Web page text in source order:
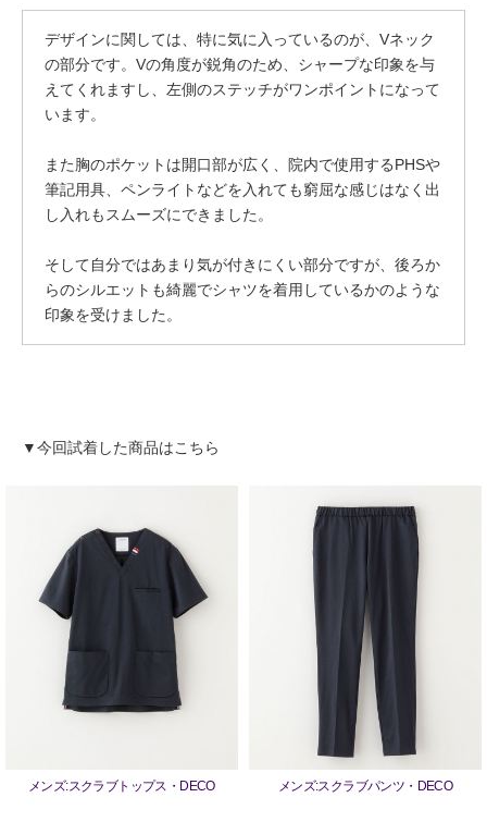
デザインに関しては、特に気に入っているのが、Vネック
の部分です。Vの角度が鋭角のため、シャープな印象を与
えてくれますし、左側のステッチがワンポイントになって
います。
また胸のポケットは開口部が広く、院内で使用するPHSや
筆記用具、ペンライトなどを入れても窮屈な感じはなく出
し入れもスムーズにできました。
そして自分ではあまり気が付きにくい部分ですが、後ろか
らのシルエットも綺麗でシャツを着用しているかのような
印象を受けました。
▼今回試着した商品はこちら
メンズ:スクラブトップス・DECO メンズ:スクラブパンツ・DECO